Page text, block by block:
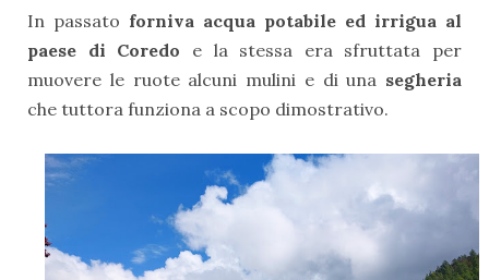
In passato forniva acqua potabile ed irrigua al
paese di Coredo e la stessa era sfruttata per
muovere le ruote alcuni mulini e di una segheria
che tuttora funziona a scopo dimostrativo.